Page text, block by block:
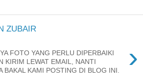
ZUBAIR
›
FOTO YANG PERLU DIPERBAIKI
KIRIM LEWAT EMAIL, NANTI
BAKAL KAMI POSTING DI BLOG INI.